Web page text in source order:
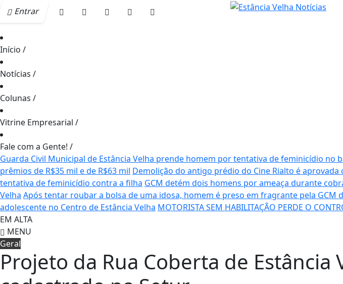
Entrar
Início /
Notícias /
Colunas /
Vitrine Empresarial /
Fale com a Gente! /
Guarda Civil Municipal de Estância Velha prende homem por tentativa de feminicídio no
prêmios de R$35 mil e de R$63 mil Demolição do antigo prédio do Cine Rialto é
tentativa de feminicídio contra a filha GCM detém dois homens por ameaça durante
Velha Após tentar roubar a bolsa de uma idosa, homem é preso em fragrante pela GCM
adolescente no Centro de Estância Velha MOTORISTA SEM HABILITAÇÃO PERDE O
EM ALTA
MENU
Geral
Projeto da Rua Coberta de Estância